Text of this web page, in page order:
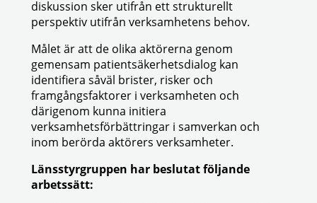
diskussion sker utifrån ett strukturellt
perspektiv utifrån verksamhetens behov.
Målet är att de olika aktörerna genom
gemensam patientsäkerhetsdialog kan
identifiera såväl brister, risker och
framgångsfaktorer i verksamheten och
därigenom kunna initiera
verksamhetsförbättringar i samverkan och
inom berörda aktörers verksamheter.
Länsstyrgruppen har beslutat följande
arbetssätt: